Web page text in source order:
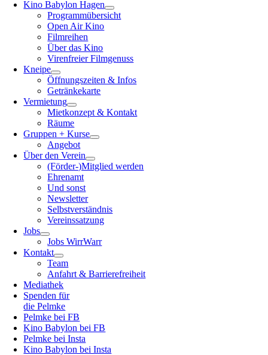
Kino Babylon Hagen
Programmübersicht
Open Air Kino
Filmreihen
Über das Kino
Virenfreier Filmgenuss
Kneipe
Öffnungszeiten & Infos
Getränkekarte
Vermietung
Mietkonzept & Kontakt
Räume
Gruppen + Kurse
Angebot
Über den Verein
(Förder-)Mitglied werden
Ehrenamt
Und sonst
Newsletter
Selbstverständnis
Vereinssatzung
Jobs
Jobs WirrWarr
Kontakt
Team
Anfahrt & Barrierefreiheit
Mediathek
Spenden für
die Pelmke
Pelmke bei FB
Kino Babylon bei FB
Pelmke bei Insta
Kino Babylon bei Insta